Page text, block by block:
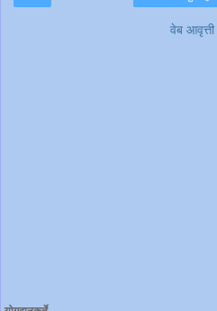
वेब आवृत्ती